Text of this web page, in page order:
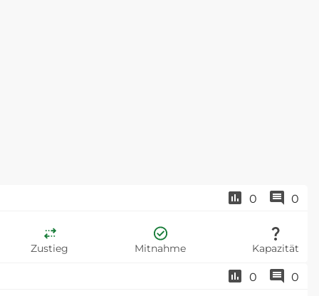
0 0
Zustieg
Mitnahme Kapazität
0 0